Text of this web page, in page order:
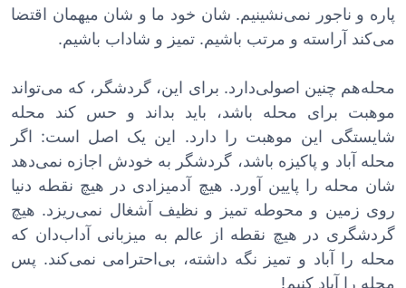
پاره و ناجور نمی‌نشینیم. شان خود ما و شان میهمان اقتضا
می‌کند آراسته و مرتب باشیم. تمیز و شاداب باشیم.
محله‌هم چنین اصولی‌دارد. برای این، گردشگر، که می‌تواند
موهبت برای محله باشد، باید بداند و حس کند محله
شایستگی این موهبت را دارد. این یک اصل است: اگر
محله آباد و پاکیزه باشد، گردشگر به خودش اجازه نمی‌دهد
شان محله را پایین آورد. هیچ آدمیزادی در هیچ نقطه دنیا
روی زمین و محوطه تمیز و نظیف آشغال نمی‌ریزد. هیچ
گردشگری در هیچ نقطه از عالم به میزبانی آداب‌دان که
محله را آباد و تمیز نگه داشته، بی‌احترامی نمی‌کند. پس
محله را آباد کنیم!